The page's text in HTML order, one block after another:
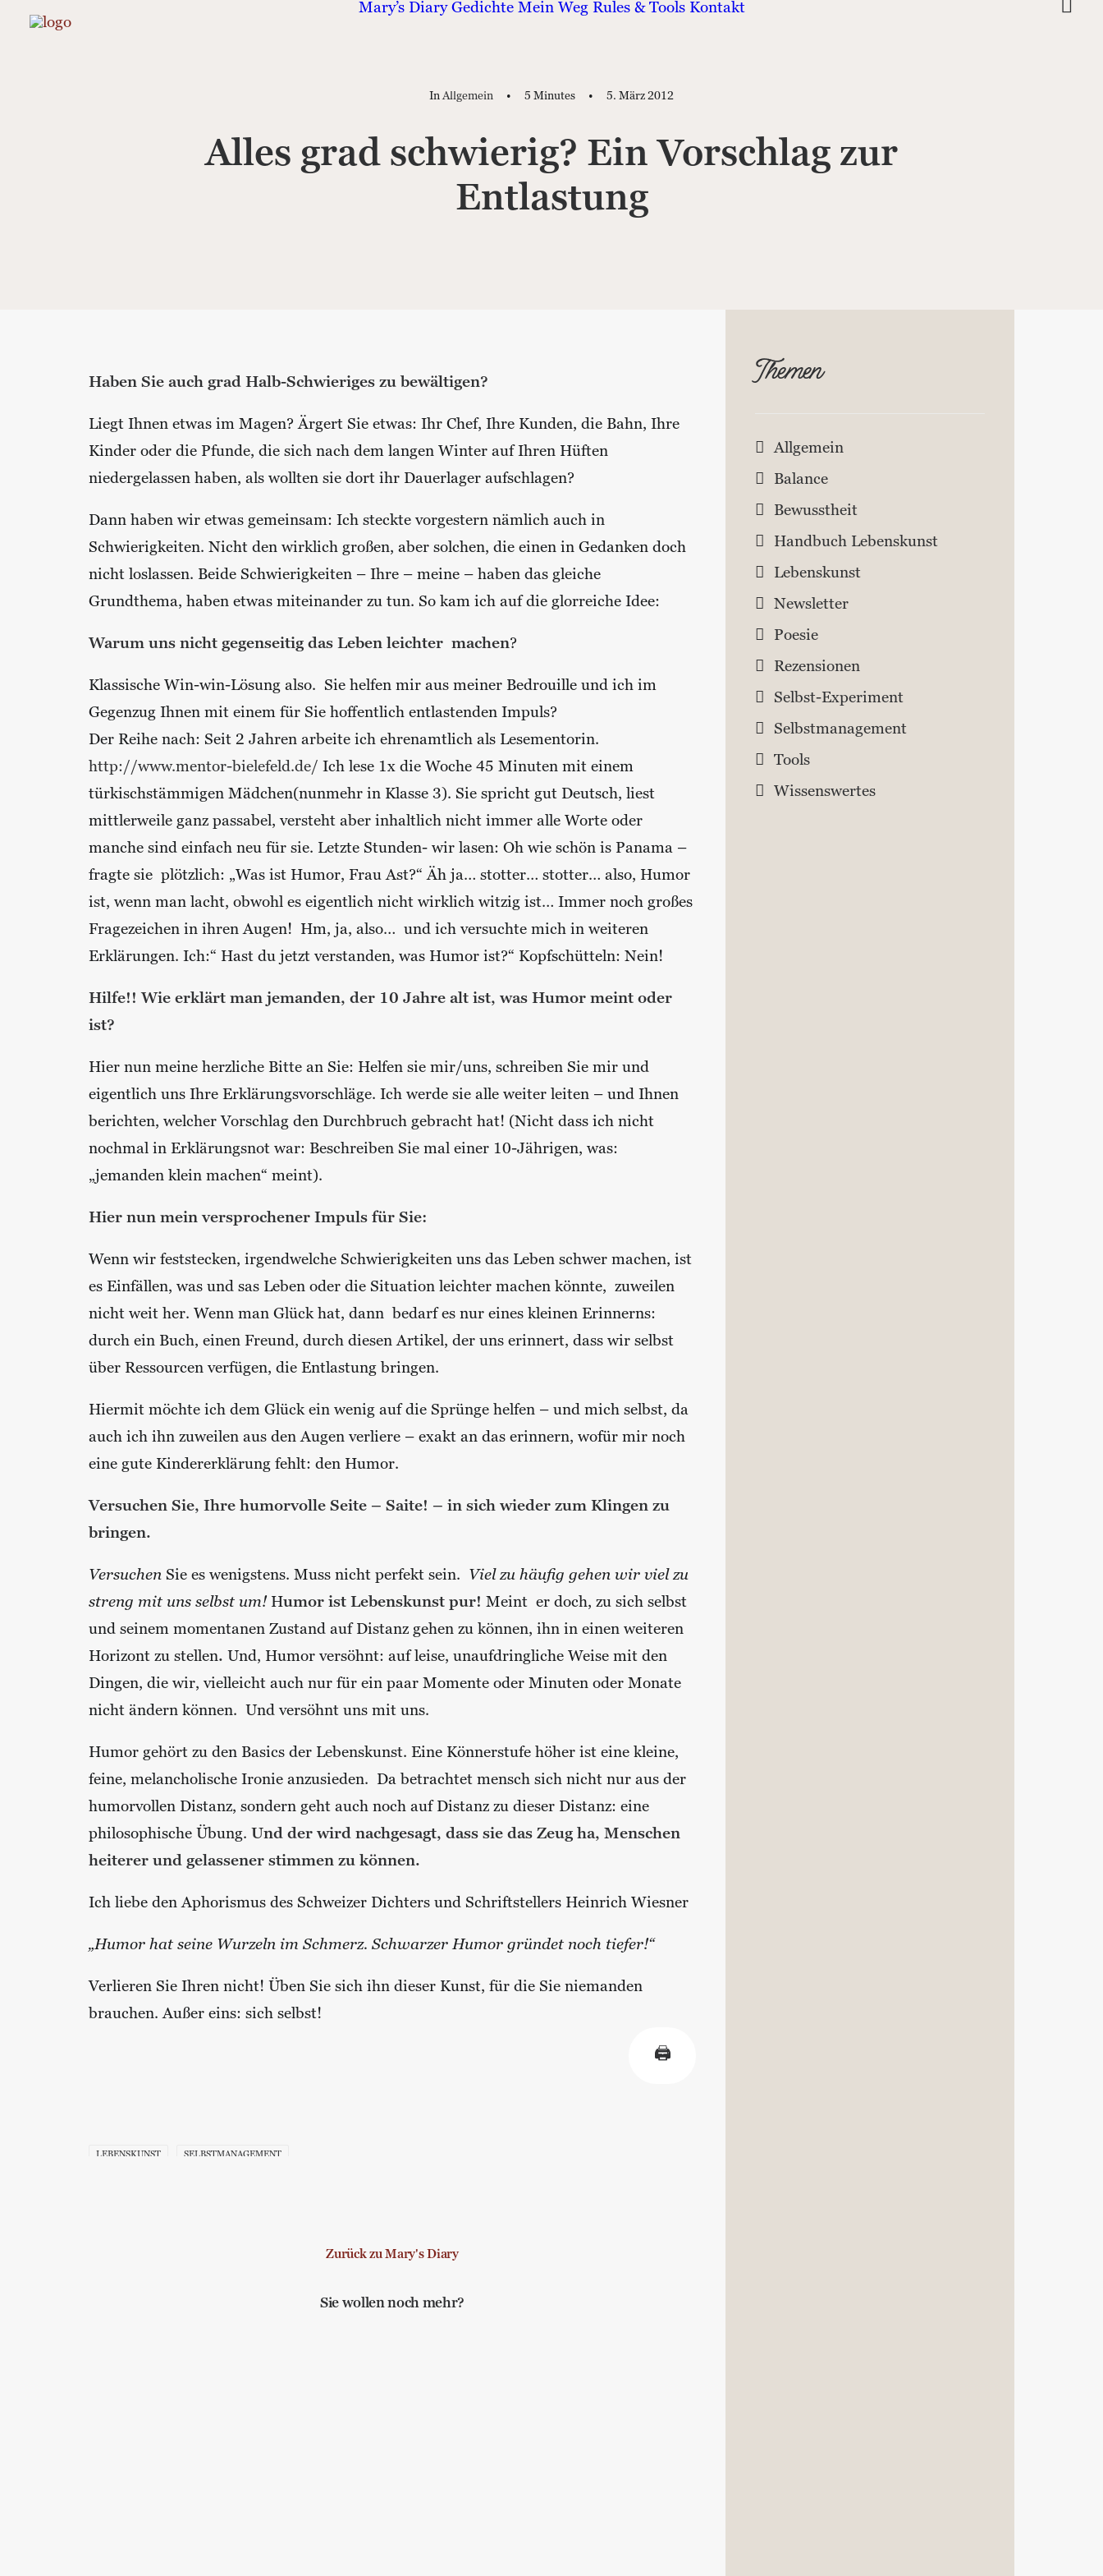
Mary’s Diary Gedichte Mein Weg Rules & Tools Kontakt
InAllgemein • 5 Minutes • 5. März 2012
Alles grad schwierig? Ein Vorschlag zur
Entlastung
Haben Sie auch grad Halb-Schwieriges zu bewältigen?
Liegt Ihnen etwas im Magen? Ärgert Sie etwas: Ihr Chef, Ihre Kunden, die Bahn, Ihre
Kinder oder die Pfunde, die sich nach dem langen Winter auf Ihren Hüften
niedergelassen haben, als wollten sie dort ihr Dauerlager aufschlagen?
Dann haben wir etwas gemeinsam: Ich steckte vorgestern nämlich auch in
Schwierigkeiten. Nicht den wirklich großen, aber solchen, die einen in Gedanken doch
nicht loslassen. Beide Schwierigkeiten – Ihre – meine – haben das gleiche
Grundthema, haben etwas miteinander zu tun. So kam ich auf die glorreiche Idee:
Warum uns nicht gegenseitig das Leben leichter machen?
Klassische Win-win-Lösung also. Sie helfen mir aus meiner Bedrouille und ich im
Gegenzug Ihnen mit einem für Sie hoffentlich entlastenden Impuls?
Der Reihe nach: Seit 2 Jahren arbeite ich ehrenamtlich als Lesementorin.
http://www.mentor-bielefeld.de/ Ich lese 1x die Woche 45 Minuten mit einem
türkischstämmigen Mädchen(nunmehr in Klasse 3). Sie spricht gut Deutsch, liest
mittlerweile ganz passabel, versteht aber inhaltlich nicht immer alle Worte oder
manche sind einfach neu für sie. Letzte Stunden- wir lasen: Oh wie schön is Panama –
fragte sie plötzlich: „Was ist Humor, Frau Ast?“ Äh ja… stotter… stotter… also, Humor
ist, wenn man lacht, obwohl es eigentlich nicht wirklich witzig ist… Immer noch großes
Fragezeichen in ihren Augen! Hm, ja, also… und ich versuchte mich in weiteren
Erklärungen. Ich:“ Hast du jetzt verstanden, was Humor ist?“ Kopfschütteln: Nein!
Hilfe!! Wie erklärt man jemanden, der 10 Jahre alt ist, was Humor meint oder
ist?
Hier nun meine herzliche Bitte an Sie: Helfen sie mir/uns, schreiben Sie mir und
eigentlich uns Ihre Erklärungsvorschläge. Ich werde sie alle weiter leiten – und Ihnen
berichten, welcher Vorschlag den Durchbruch gebracht hat! (Nicht dass ich nicht
nochmal in Erklärungsnot war: Beschreiben Sie mal einer 10-Jährigen, was:
„jemanden klein machen“ meint).
Hier nun mein versprochener Impuls für Sie:
Wenn wir feststecken, irgendwelche Schwierigkeiten uns das Leben schwer machen, ist
es Einfällen, was und sas Leben oder die Situation leichter machen könnte, zuweilen
nicht weit her. Wenn man Glück hat, dann bedarf es nur eines kleinen Erinnerns:
durch ein Buch, einen Freund, durch diesen Artikel, der uns erinnert, dass wir selbst
über Ressourcen verfügen, die Entlastung bringen.
Hiermit möchte ich dem Glück ein wenig auf die Sprünge helfen – und mich selbst, da
auch ich ihn zuweilen aus den Augen verliere – exakt an das erinnern, wofür mir noch
eine gute Kindererklärung fehlt: den Humor.
Versuchen Sie, Ihre humorvolle Seite – Saite! – in sich wieder zum Klingen zu
bringen.
Versuchen Sie es wenigstens. Muss nicht perfekt sein. Viel zu häufig gehen wir viel zu
streng mit uns selbst um! Humor ist Lebenskunst pur! Meint er doch, zu sich selbst
und seinem momentanen Zustand auf Distanz gehen zu können, ihn in einen weiteren
Horizont zu stellen. Und, Humor versöhnt: auf leise, unaufdringliche Weise mit den
Dingen, die wir, vielleicht auch nur für ein paar Momente oder Minuten oder Monate
nicht ändern können. Und versöhnt uns mit uns.
Humor gehört zu den Basics der Lebenskunst. Eine Könnerstufe höher ist eine kleine,
feine, melancholische Ironie anzusieden. Da betrachtet mensch sich nicht nur aus der
humorvollen Distanz, sondern geht auch noch auf Distanz zu dieser Distanz: eine
philosophische Übung. Und der wird nachgesagt, dass sie das Zeug ha, Menschen
heiterer und gelassener stimmen zu können.
Ich liebe den Aphorismus des Schweizer Dichters und Schriftstellers Heinrich Wiesner
„Humor hat seine Wurzeln im Schmerz. Schwarzer Humor gründet noch tiefer!“
Verlieren Sie Ihren nicht! Üben Sie sich ihn dieser Kunst, für die Sie niemanden
brauchen. Außer eins: sich selbst!
🖨
LEBENSKUNST SELBSTMANAGEMENT
Zurück zu Mary's Diary
Sie wollen noch mehr?
Themen
Allgemein
Balance
Bewusstheit
Handbuch Lebenskunst
Lebenskunst
Newsletter
Poesie
Rezensionen
Selbst-Experiment
Selbstmanagement
Tools
Wissenswertes